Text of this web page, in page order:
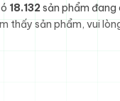
18.132 sản phẩm đang
thấy sản phẩm, vui